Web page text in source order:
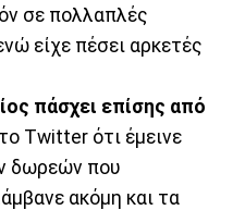
σε πολλαπλές
είχε πέσει αρκετές
πάσχει επίσης από
Twitter ότι έμεινε
δωρεών που
ακόμη και τα